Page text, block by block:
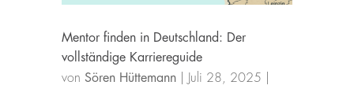
Mentor finden in Deutschland: Der
vollständige Karriereguide
vonSören Hüttemann Juli 28, 2025